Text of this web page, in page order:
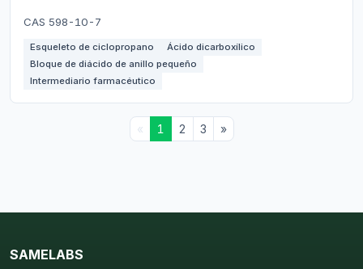
CAS 598-10-7
Esqueleto de ciclopropano
Ácido dicarboxílico
Bloque de diácido de anillo pequeño
Intermediario farmacéutico
« 1 2 3 »
SAMELABS